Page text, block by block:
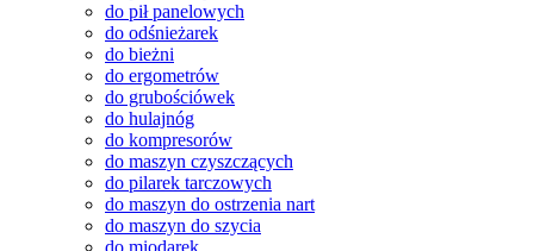
do pił panelowych
do odśnieżarek
do bieżni
do ergometrów
do grubościówek
do hulajnóg
do kompresorów
do maszyn czyszczących
do pilarek tarczowych
do maszyn do ostrzenia nart
do maszyn do szycia
do miodarek